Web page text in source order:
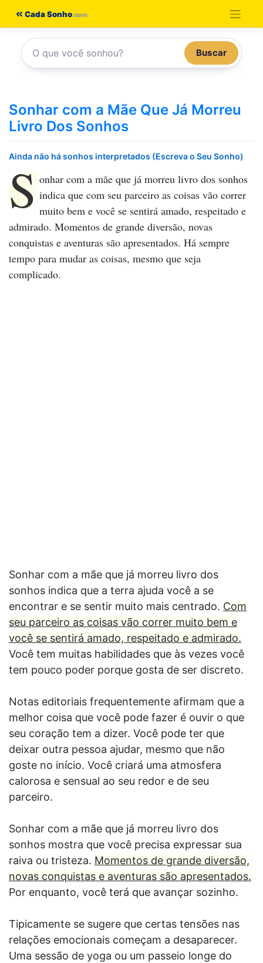
conteúdo
Cada Sonho
Buscar
Sonhar com a Mãe Que Já Morreu
Livro Dos Sonhos
Ainda não há sonhos interpretados (Escreva o Seu Sonho)
S onhar com a mãe que já morreu livro dos sonhos
indica que com seu parceiro as coisas vão correr
muito bem e você se sentirá amado, respeitado e
admirado. Momentos de grande diversão, novas
conquistas e aventuras são apresentados. Há sempre
tempo para mudar as coisas, mesmo que seja
complicado.
Sonhar com a mãe que já morreu livro dos
sonhos indica que a terra ajuda você a se
encontrar e se sentir muito mais centrado. Com
seu parceiro as coisas vão correr muito bem e
você se sentirá amado, respeitado e admirado.
Você tem muitas habilidades que às vezes você
tem pouco poder porque gosta de ser discreto.
Notas editoriais frequentemente afirmam que a
melhor coisa que você pode fazer é ouvir o que
seu coração tem a dizer. Você pode ter que
deixar outra pessoa ajudar, mesmo que não
goste no início. Você criará uma atmosfera
calorosa e sensual ao seu redor e de seu
parceiro.
Sonhar com a mãe que já morreu livro dos
sonhos mostra que você precisa expressar sua
raiva ou tristeza. Momentos de grande diversão,
novas conquistas e aventuras são apresentados.
Por enquanto, você terá que avançar sozinho.
Tipicamente se sugere que certas tensões nas
relações emocionais começam a desaparecer.
Uma sessão de yoga ou um passeio longe do